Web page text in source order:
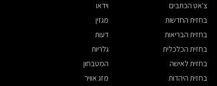
צ'אט הכתבים
בחזית החדשות
בחזית הבריאות
בחזית הכלכלית
בחזית לאישה
בחזית היהדות
וידאו
מגזין
דעות
גלריות
המטבחון
מזג אוויר